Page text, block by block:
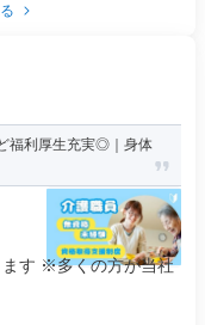
福利厚生充実◎｜身体
ます ※多くの方が当社